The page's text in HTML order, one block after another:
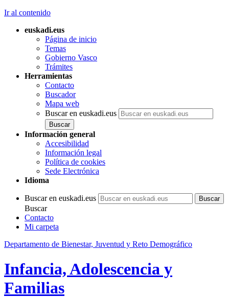
Ir al contenido
euskadi.eus
Página de inicio
Temas
Gobierno Vasco
Trámites
Herramientas
Contacto
Buscador
Mapa web
Buscar en euskadi.eus
Información general
Accesibilidad
Información legal
Política de cookies
Sede Electrónica
Idioma
Buscar en euskadi.eus
Buscar
Contacto
Mi carpeta
Departamento de Bienestar, Juventud y Reto Demográfico
Infancia, Adolescencia y
Familias